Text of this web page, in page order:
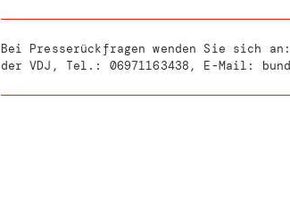
Bei Presserückfragen wenden Sie sich
der VDJ, Tel.: 06971163438 , E-Mail: